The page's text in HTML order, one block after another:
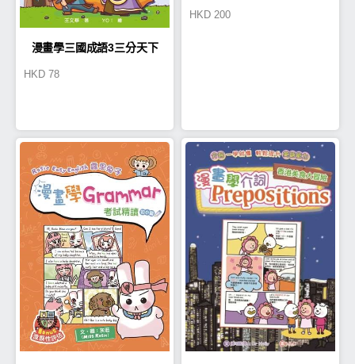
漫畫學三國成語3三分天下
HKD 78
HKD 200